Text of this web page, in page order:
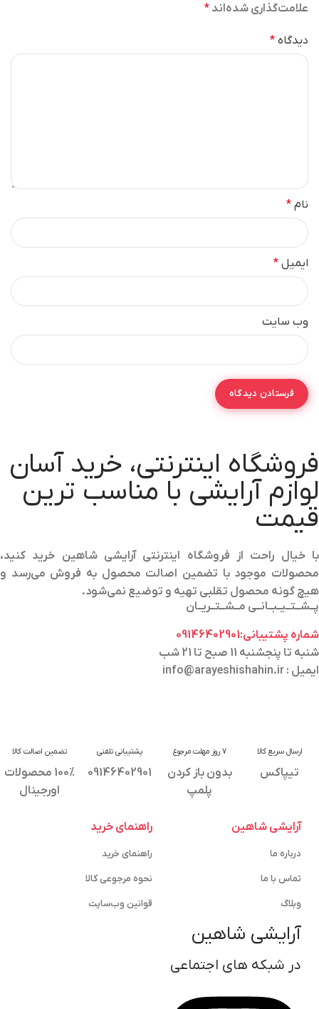
علامت‌گذاری شده‌اند *
دیدگاه *
نام *
ایمیل *
وب‌ سایت
فروشگاه اینترنتی، خرید آسان
لوازم آرایشی با مناسب ترین
قیمت
با خیال راحت از فروشگاه اینترنتی آرایشی شاهین خرید کنید،
محصولات موجود با تضمین اصالت محصول به فروش می‌رسد و
هیچ گونه محصول تقلبی تهیه و توضیع نمی‌شود.
پــشــتــیــبــانــی مــشــتــریــان
شماره پشتیبانی:09146402901
شنبه تا پنجشنبه 11 صبح تا 21 شب
ایمیل : info@arayeshishahin.ir
ارسال سریع کالا
تیپاکس
7 روز مهلت مرجوع
بدون باز کردن
پلمپ
پشتیبانی تلفنی
09146402901
تضمین اصالت کالا
100% محصولات
اورجینال
آرایشی شاهین
درباره ما
تماس با ما
وبلاگ
آرایشی شاهین
در شبکه های اجتماعی
راهنمای خرید
راهنمای خرید
نحوه مرجوعی کالا
قوانین وب‌سایت